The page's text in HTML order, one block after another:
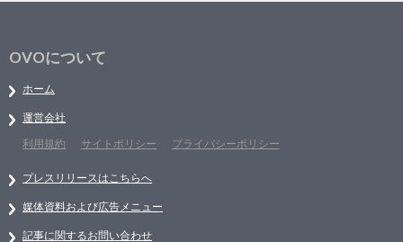
OVOについて
ホーム
運営会社
利用規約
サイトポリシー プライバシーポリシー
プレスリリースはこちらへ
媒体資料および広告メニュー
記事に関するお問い合わせ